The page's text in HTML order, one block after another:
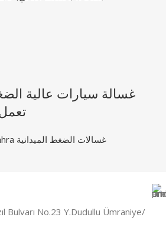
Sahra غسالات الضغط الميدانية
Bulvarı No.23 Y.Dudullu Ümraniye/